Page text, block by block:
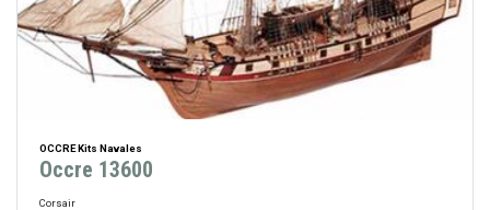
OCCRE Kits Navales
Occre 13600
Corsair